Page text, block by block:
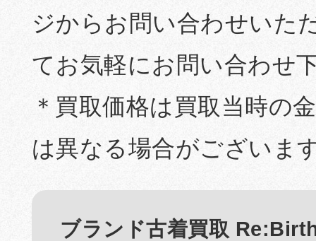
ジからお問い合わせいた
てお気軽にお問い合わせ
＊買取価格は買取当時の
は異なる場合がございま
ブランド古着買取